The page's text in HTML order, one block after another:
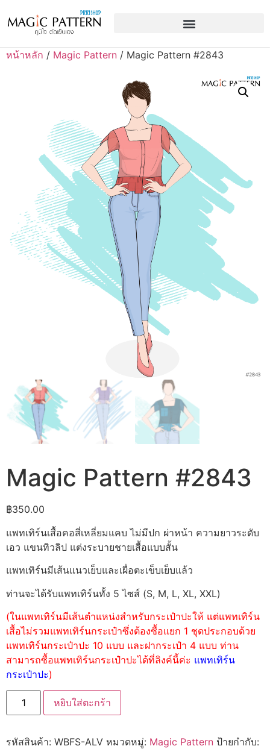
หน้าหลัก / Magic Pattern / Magic Pattern #2843
Magic Pattern #2843
฿350.00
แพทเทิร์นเสื้อคอสี่เหลี่ยมแคบ ไม่มีปก ผ่าหน้า ความยาวระดับ
เอว แขนทิวลิป แต่งระบายชายเสื้อแบบสั้น
แพทเทิร์นมีเส้นแนวเย็บและเผื่อตะเข็บเย็บแล้ว
ท่านจะได้รับแพทเทิร์นทั้ง 5 ไซส์ (S, M, L, XL, XXL)
(ในแพทเทิร์นมีเส้นตำแหน่งสำหรับกระเป๋าปะให้ แต่แพทเทิร์น
เสื้อไม่รวมแพทเทิร์นกระเป๋าซึ่งต้องซื้อแยก 1 ชุดประกอบด้วย
แพทเทิร์นกระเป๋าปะ 10 แบบ และฝากระเป๋า 4 แบบ ท่าน
สามารถซื้อแพทเทิร์นกระเป๋าปะได้ที่ลิงค์นี้ค่ะ แพทเทิร์น
กระเป๋าปะ)
หยิบใส่ตะกร้า
รหัสสินค้า: WBFS-ALV หมวดหมู่: Magic Pattern ป้ายกำกับ: